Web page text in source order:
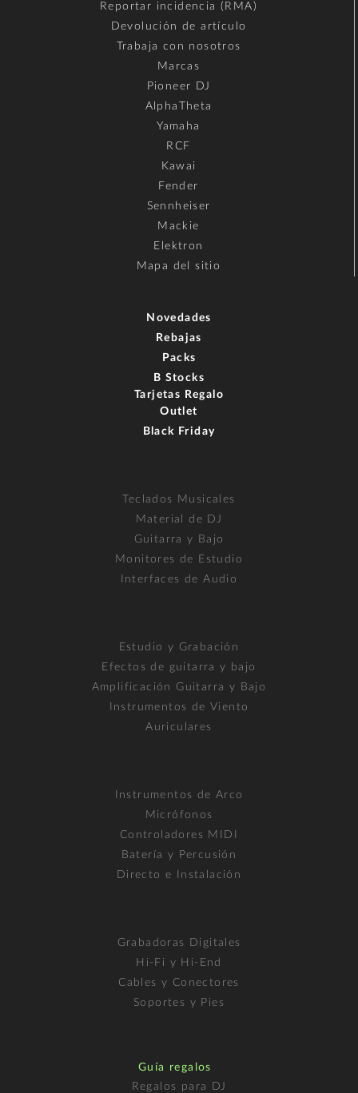
Reportar incidencia (RMA)
Devolución de artículo
Trabaja con nosotros
Marcas
Pioneer DJ
AlphaTheta
Yamaha
RCF
Kawai
Fender
Sennheiser
Mackie
Elektron
Mapa del sitio
Novedades
Rebajas
Packs
B Stocks
Tarjetas Regalo
Outlet
Black Friday
Teclados Musicales
Material de DJ
Guitarra y Bajo
Monitores de Estudio
Interfaces de Audio
Estudio y Grabación
Efectos de guitarra y bajo
Amplificación Guitarra y Bajo
Instrumentos de Viento
Auriculares
Instrumentos de Arco
Micrófonos
Controladores MIDI
Batería y Percusión
Directo e Instalación
Grabadoras Digitales
Hi-Fi y Hi-End
Cables y Conectores
Soportes y Pies
Guía regalos
Regalos para DJ